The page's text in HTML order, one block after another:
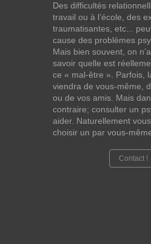
Des difficultés
travail ou à l’école, des
traumatisantes, etc...
cause des problèmes
Mais bien souvent, on
savoir quelle est
ce « mal-être ». Parfois,
viendra de vous-même,
ou de vos amis. Mais
contraire; consulter un
aider. Naturellement
choisir un par vous-
Contact !